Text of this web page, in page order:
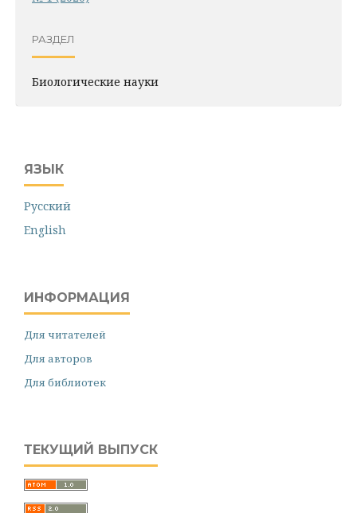
РАЗДЕЛ
Биологические науки
ЯЗЫК
Русский
English
ИНФОРМАЦИЯ
Для читателей
Для авторов
Для библиотек
ТЕКУЩИЙ ВЫПУСК